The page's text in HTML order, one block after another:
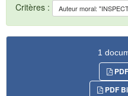
Critères :
1
PDF